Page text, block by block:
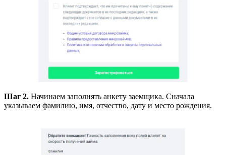
Шаг 2. Начинаем заполнять анкету заемщика. Сначала
указываем фамилию, имя, отчество, дату и место рождения.